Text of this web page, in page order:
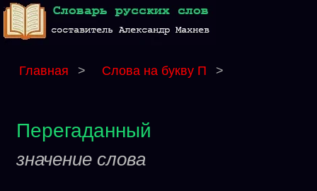
Главная > Слова на букву П >
Перегаданный
значение слова